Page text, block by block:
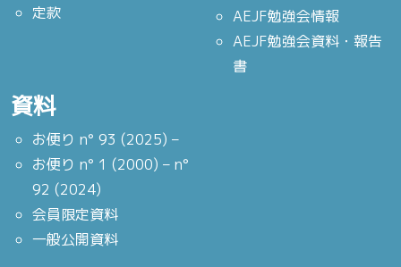
定款
AEJF勉強会情報
AEJF勉強会資料・報告
書
資料
お便り n° 93 (2025) –
お便り n° 1 (2000) – n°
92 (2024)
会員限定資料
一般公開資料